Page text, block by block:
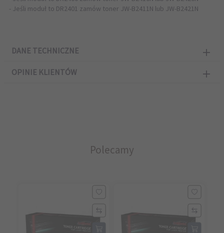
- Jeśli moduł to DR2401 zamów toner JW-B2411N lub JW-B2421N
DANE TECHNICZNE
OPINIE KLIENTÓW
Polecamy